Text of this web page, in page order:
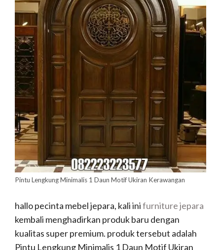
Pintu Lengkung Minimalis 1 Daun Motif Ukiran Kerawangan
hallo pecinta mebel jepara, kali inifurniture jepara
kembali menghadirkan produk baru dengan
kualitas super premium. produk tersebut adalah
Pintu Lengkung Minimalis 1 Daun Motif Ukiran